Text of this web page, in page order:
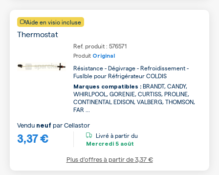
Aide en visio incluse
Thermostat
Ref. produit : 576571
Produit Original
Résistance - Dégivrage - Refroidissement -
Fuslble pour Réfrigérateur COLDIS
Marques compatibles : BRANDT, CANDY,
WHIRLPOOL, GORENJE, CURTISS, PROLINE,
CONTINENTAL EDISON, VALBERG, THOMSON,
FAR ...
3,37 €
Vendu neuf parCellastor
Livré à partir du
Mercredi 5 août
Plus d’offres à partir de3,37 €